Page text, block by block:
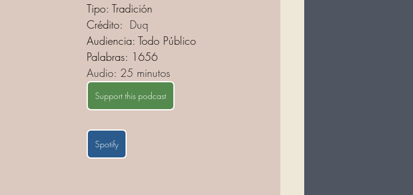
Tipo: Tradición
Crédito: Duq
Audiencia: Todo Público
Palabras: 1656
Audio: 25 minutos
Support this podcast
Spotify